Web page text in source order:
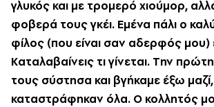
γλυκός και με τρομερό χιούμορ,
φοβερά τους γκέι. Eμένα πάλι ο
φίλος (που είναι σαν αδερφός μου)
Kαταλαβαίνεις τι γίνεται. Tην
τους σύστησα και βγήκαμε έξω
καταστράφηκαν όλα. O κολλητός